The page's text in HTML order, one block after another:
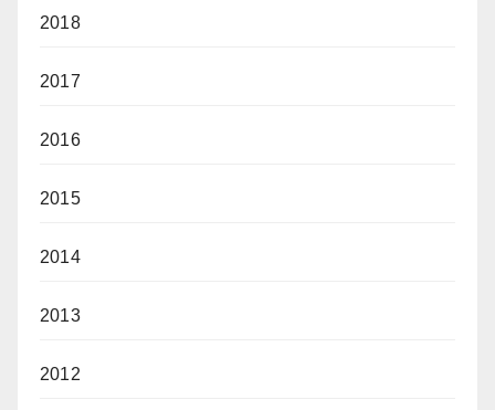
2018
2017
2016
2015
2014
2013
2012